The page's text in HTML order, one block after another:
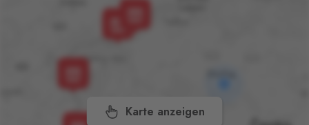
Karte anzeigen
Dolní Dvořiště 219, Dolní
Folmava
Folmava č.p. 15, Česká
345 32